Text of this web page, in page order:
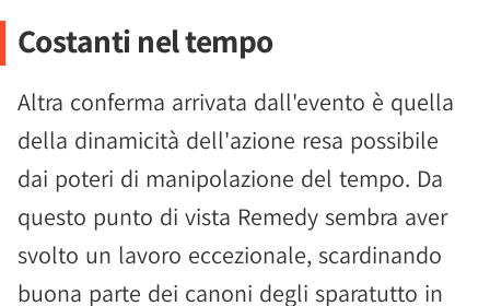
Costanti nel tempo
Altra conferma arrivata dall'evento è quella
della dinamicità dell'azione resa possibile
dai poteri di manipolazione del tempo. Da
questo punto di vista Remedy sembra aver
svolto un lavoro eccezionale, scardinando
buona parte dei canoni degli sparatutto in